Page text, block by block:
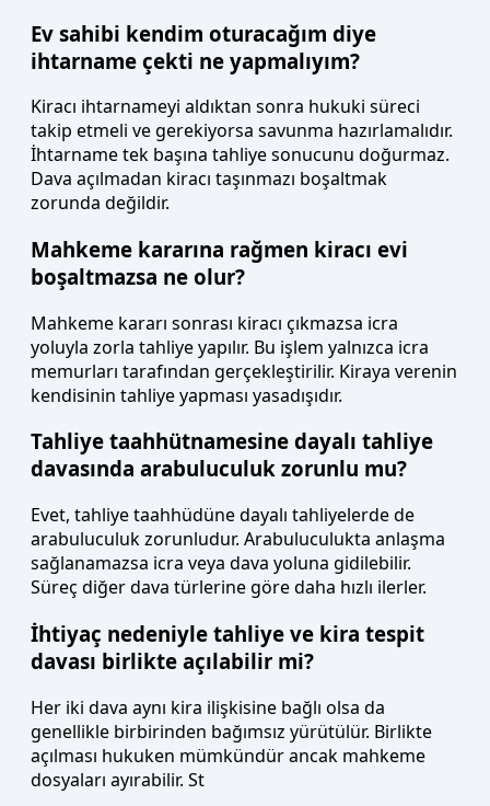
Ev sahibi kendim oturacağım diye
ihtarname çekti ne yapmalıyım?
Kiracı ihtarnameyi aldıktan sonra hukuki süreci
takip etmeli ve gerekiyorsa savunma hazırlamalıdır.
İhtarname tek başına tahliye sonucunu doğurmaz.
Dava açılmadan kiracı taşınmazı boşaltmak
zorunda değildir.
Mahkeme kararına rağmen kiracı evi
boşaltmazsa ne olur?
Mahkeme kararı sonrası kiracı çıkmazsa icra
yoluyla zorla tahliye yapılır. Bu işlem yalnızca icra
memurları tarafından gerçekleştirilir. Kiraya verenin
kendisinin tahliye yapması yasadışıdır.
Tahliye taahhütnamesine dayalı tahliye
davasında arabuluculuk zorunlu mu?
Evet, tahliye taahhüdüne dayalı tahliyelerde de
arabuluculuk zorunludur. Arabuluculukta anlaşma
sağlanamazsa icra veya dava yoluna gidilebilir.
Süreç diğer dava türlerine göre daha hızlı ilerler.
İhtiyaç nedeniyle tahliye ve kira tespit
davası birlikte açılabilir mi?
Her iki dava aynı kira ilişkisine bağlı olsa da
genellikle birbirinden bağımsız yürütülür. Birlikte
açılması hukuken mümkündür ancak mahkeme
dosyaları ayırabilir. St